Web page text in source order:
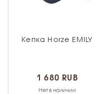
Кепка Horze EMILY
1 680 RUB
Нет в наличии